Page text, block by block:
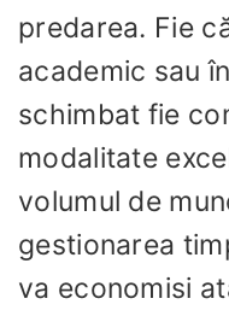
predarea. Fie
academic sau
schimbat fie
modalitate
volumul de
gestionarea
va economisi